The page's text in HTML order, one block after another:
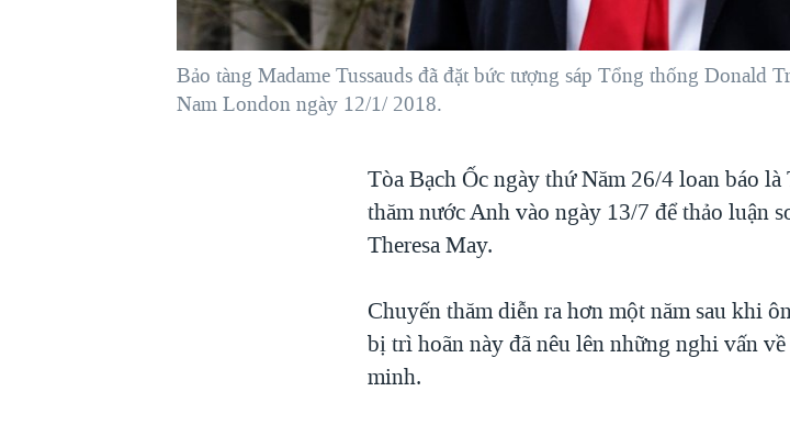
Bảo tàng Madame Tussauds đã đặt bức tượng sáp Tổng thống Donald
Nam London ngày 12/1/ 2018.
Tòa Bạch Ốc ngày thứ Năm 26/4 loan báo
thăm nước Anh vào ngày 13/7 để thảo luận
Theresa May.
Chuyến thăm diễn ra hơn một năm sau khi
bị trì hoãn này đã nêu lên những nghi vấn
minh.